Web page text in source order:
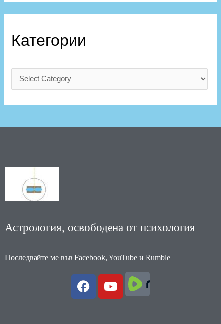
Категории
Астрология, освободена от психология
Последвайте ме във Facebook, YouTube и Rumble
F
a
c
Y
o
u